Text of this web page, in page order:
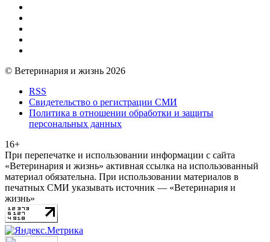
© Ветеринария и жизнь 2026
RSS
Свидетельство о регистрации СМИ
Политика в отношении обработки и защиты
персональных данных
16+
При перепечатке и использовании информации с сайта
«Ветеринария и жизнь» активная ссылка на использованный
материал обязательна. При использовании материалов в
печатных СМИ указывать источник — «Ветеринария и
жизнь»